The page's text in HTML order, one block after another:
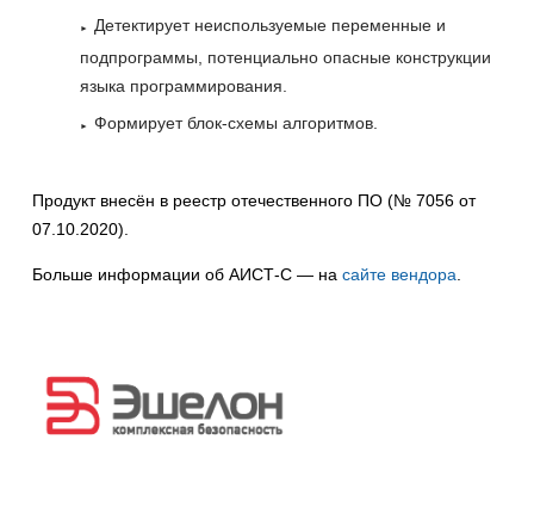
Детектирует неиспользуемые переменные и
подпрограммы, потенциально опасные конструкции
языка программирования.
Формирует блок-схемы алгоритмов.
Продукт внесён в реестр отечественного ПО (№ 7056 от
07.10.2020).
Больше информации об АИСТ-С — на сайте вендора.